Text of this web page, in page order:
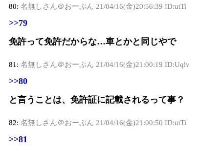
80: 名無しさん＠おーぷん 21/04/16(金)20:56:39 ID:utTi
>>79
免許って免許だからな…車とかと同じやで
81: 名無しさん＠おーぷん 21/04/16(金)21:00:19 ID:Uqlv
>>80
と言うことは、免許証に記載されるって事？
82: 名無しさん＠おーぷん 21/04/16(金)21:00:50 ID:utTi
>>81